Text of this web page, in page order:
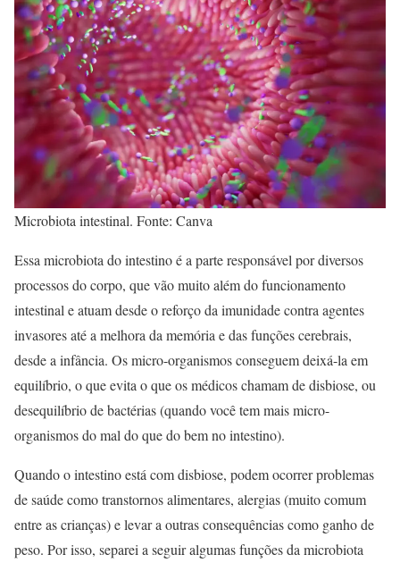
Microbiota intestinal. Fonte: Canva
Essa microbiota do intestino é a parte responsável por diversos
processos do corpo, que vão muito além do funcionamento
intestinal e atuam desde o reforço da imunidade contra agentes
invasores até a melhora da memória e das funções cerebrais,
desde a infância. Os micro-organismos conseguem deixá-la em
equilíbrio, o que evita o que os médicos chamam de disbiose, ou
desequilíbrio de bactérias (quando você tem mais micro-
organismos do mal do que do bem no intestino).
Quando o intestino está com disbiose, podem ocorrer problemas
de saúde como transtornos alimentares, alergias (muito comum
entre as crianças) e levar a outras consequências como ganho de
peso. Por isso, separei a seguir algumas funções da microbiota